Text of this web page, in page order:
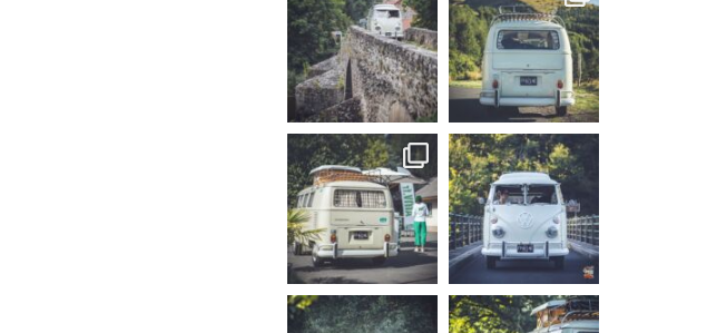
Sep 15
219
3
Sep 12
216
3
becombi
Sep 10
220
4
becombi
Août 10
177
becombi becombi